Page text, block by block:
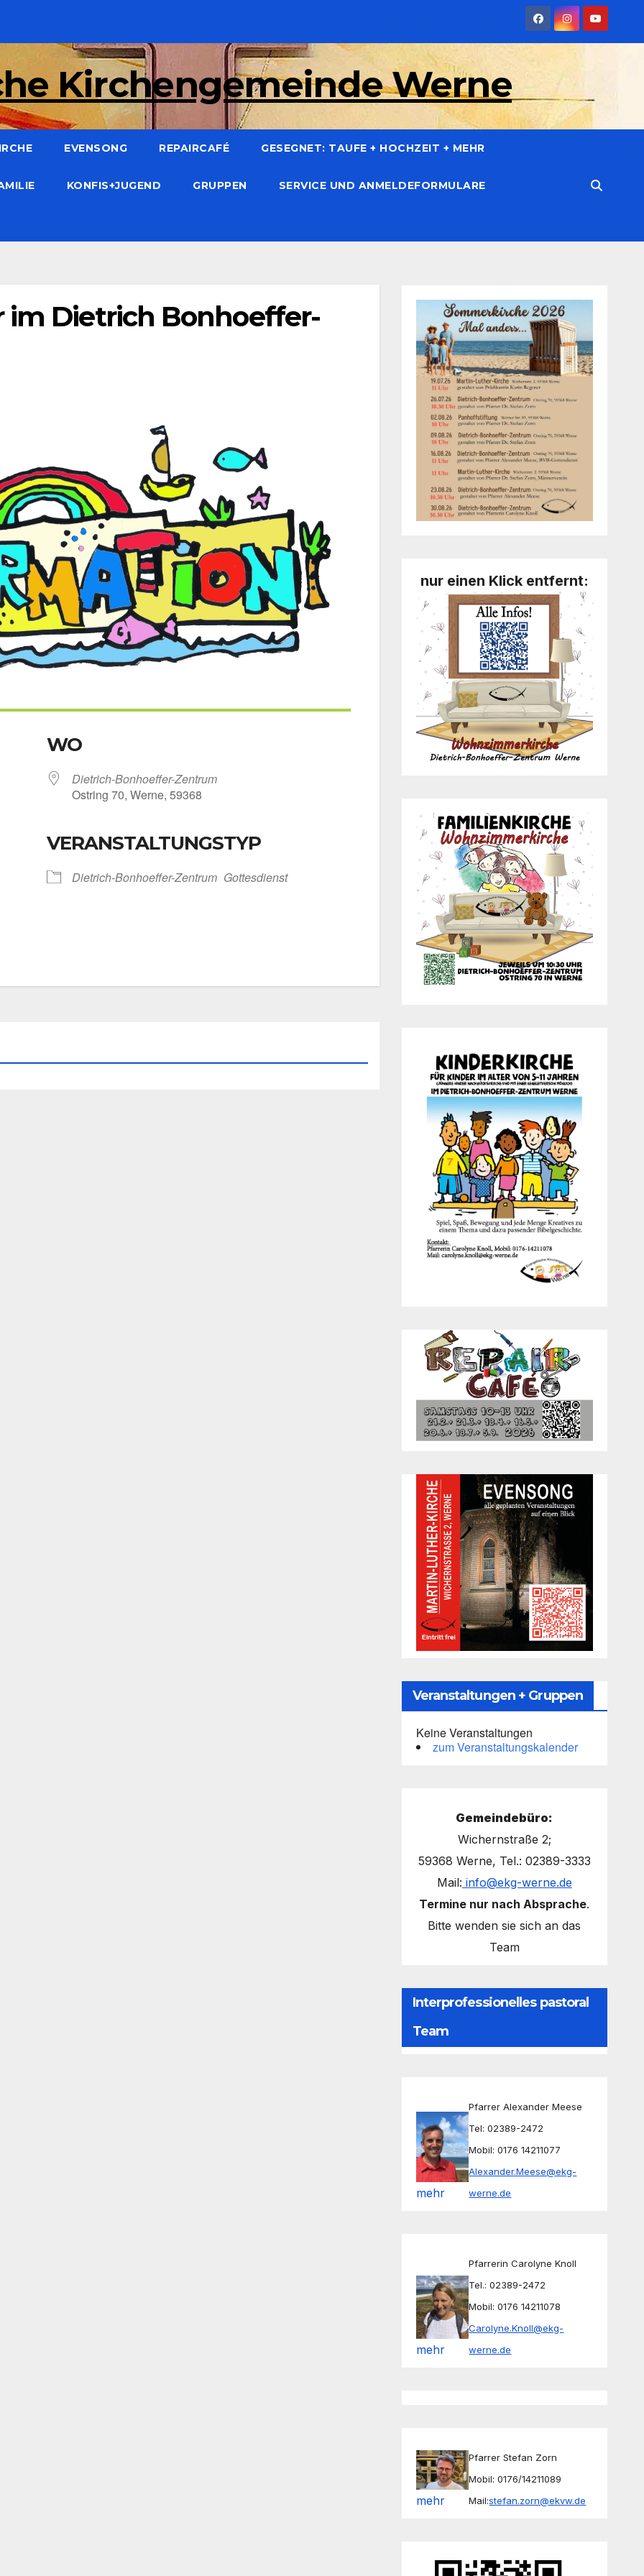
Kirchengemeinde Werne
EVENSONG REPAIRCAFÉ GESEGNET: TAUFE + HOCHZEIT + MEHR
KONFIS+JUGEND GRUPPEN SERVICE UND ANMELDEFORMULARE
im Dietrich Bonhoeffer-
Out­look Live
WO
Dietrich-Bonhoeffer-Zentrum
Ost­ring 70, Wer­ne, 59368
VERANSTALTUNGSTYP
Dietrich-Bonhoeffer-Zentrum Got­tes­dienst
nur einen Klick entfernt:
Veranstaltungen + Gruppen
Keine Veranstaltungen
zum Veranstaltungskalender
Gemeindebüro:
Wichernstraße 2;
59368 Werne, Tel.: 02389-3333
Mail: info@ekg-werne.de
Termine nur nach Absprache.
Bitte wenden sie sich an das
Team
Interprofessionelles pastoral
Team
mehr
Pfarrer Alexander Meese
Tel: 02389-2472
Mobil: 0176 14211077
Alexander.Meese@ekg-
werne.de
mehr
Pfarrerin Carolyne Knoll
Tel.: 02389-2472
Mobil: 0176 14211078
Carolyne.Knoll@ekg-
werne.de
mehr
Pfarrer Stefan Zorn
Mobil: 0176/14211089
Mail:stefan.zorn@ekvw.de